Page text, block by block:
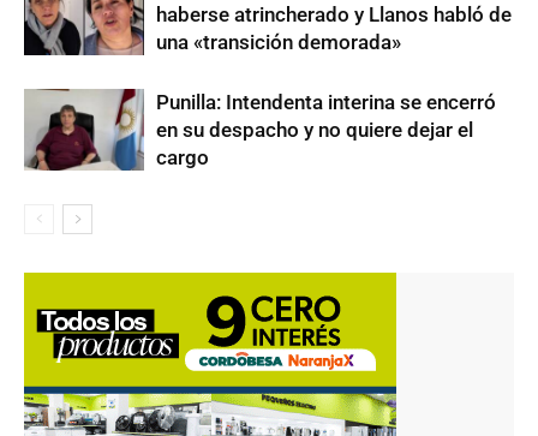
haberse atrincherado y Llanos habló de
una «transición demorada»
Punilla: Intendenta interina se encerró
en su despacho y no quiere dejar el
cargo